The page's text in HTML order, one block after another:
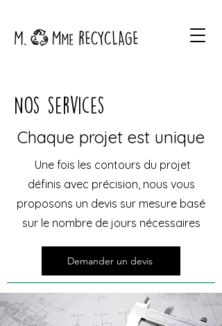
Nos services
Chaque projet est unique
Une fois les contours du projet
définis avec précision, nous vous
proposons un devis sur mesure basé
sur le nombre de jours nécessaires
Demander un devis